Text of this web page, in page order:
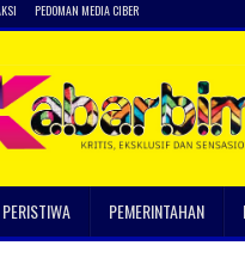
PEDOMAN MEDIA CIBER
PERISTIWA PEMERINTAHAN